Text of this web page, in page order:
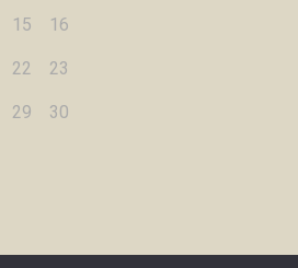
15 16
22 23
29 30